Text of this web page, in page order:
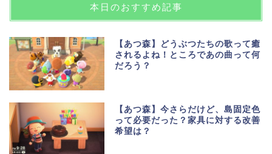
本日のおすすめ記事
【あつ森】どうぶつたちの歌って癒
されるよね！ところであの曲って何
だろう？
【あつ森】今さらだけど、島固定色
って必要だった？家具に対する改善
希望は？